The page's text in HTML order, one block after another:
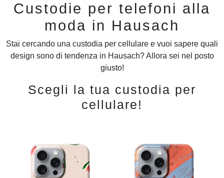
Custodie per telefoni alla
moda in Hausach
Stai cercando una custodia per cellulare e vuoi sapere quali
design sono di tendenza in Hausach? Allora sei nel posto
giusto!
Scegli la tua custodia per
cellulare!